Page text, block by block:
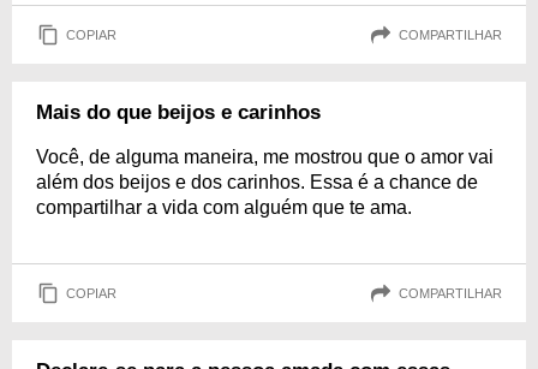
COPIAR COMPARTILHAR
Mais do que beijos e carinhos
Você, de alguma maneira, me mostrou que o amor vai
além dos beijos e dos carinhos. Essa é a chance de
compartilhar a vida com alguém que te ama.
COPIAR COMPARTILHAR